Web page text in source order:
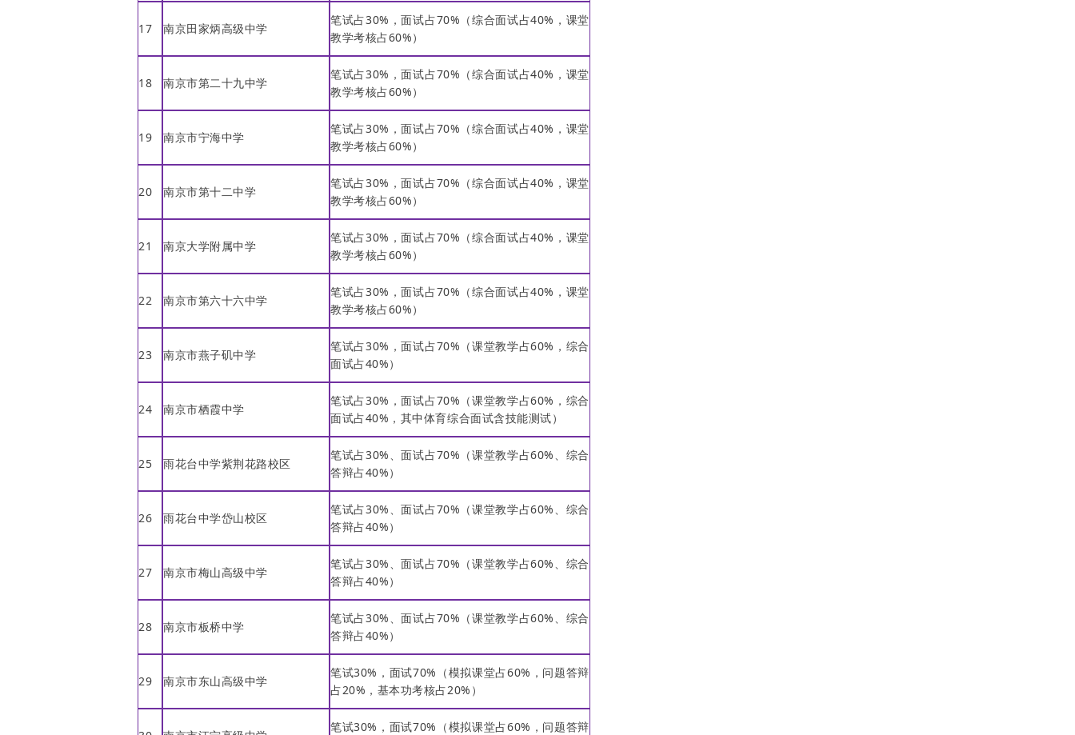
17 南京田家炳高级中学
笔试占30%，面试占70%（综合面试占40%，课堂
教学考核占60%）
18 南京市第二十九中学
笔试占30%，面试占70%（综合面试占40%，课堂
教学考核占60%）
19 南京市宁海中学
笔试占30%，面试占70%（综合面试占40%，课堂
教学考核占60%）
20 南京市第十二中学
笔试占30%，面试占70%（综合面试占40%，课堂
教学考核占60%）
21 南京大学附属中学
笔试占30%，面试占70%（综合面试占40%，课堂
教学考核占60%）
22 南京市第六十六中学
笔试占30%，面试占70%（综合面试占40%，课堂
教学考核占60%）
23 南京市燕子矶中学
笔试占30%，面试占70%（课堂教学占60%，综合
面试占40%）
24 南京市栖霞中学
笔试占30%，面试占70%（课堂教学占60%，综合
面试占40%，其中体育综合面试含技能测试）
25 雨花台中学紫荆花路校区
笔试占30%、面试占70%（课堂教学占60%、综合
答辩占40%）
26 雨花台中学岱山校区
笔试占30%、面试占70%（课堂教学占60%、综合
答辩占40%）
27 南京市梅山高级中学
笔试占30%、面试占70%（课堂教学占60%、综合
答辩占40%）
28 南京市板桥中学
笔试占30%、面试占70%（课堂教学占60%、综合
答辩占40%）
29 南京市东山高级中学
笔试30%，面试70%（模拟课堂占60%，问题答辩
占20%，基本功考核占20%）
笔试30%，面试70%（模拟课堂占60%，问题答辩